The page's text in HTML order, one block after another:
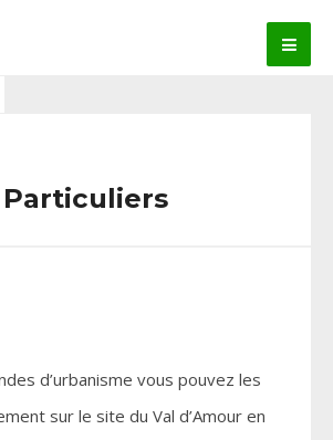
Particuliers
d’urbanisme vous pouvez les
sur le site du Val d’Amour en